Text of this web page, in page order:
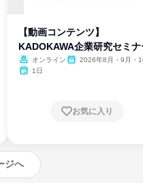
【動画コンテンツ】
KADOKAWA企業研究セミナ
オンライン
2026年8月・9月・
1日
お気に入り
ジへ